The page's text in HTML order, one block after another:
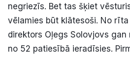
Facebook Instagram YouTube
E-avīze Abonē
negriezīs. Bet tas šķiet
vēlamies būt klātesoši. No
direktors Oļegs Solovjovs
no 52 patiesībā ieradīsies.